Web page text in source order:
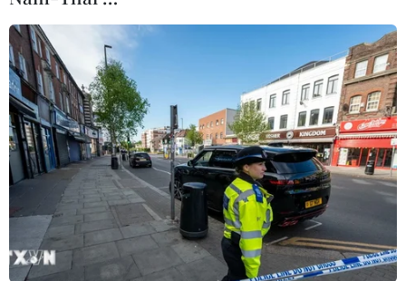
Gạo được cho vào ống nứa.